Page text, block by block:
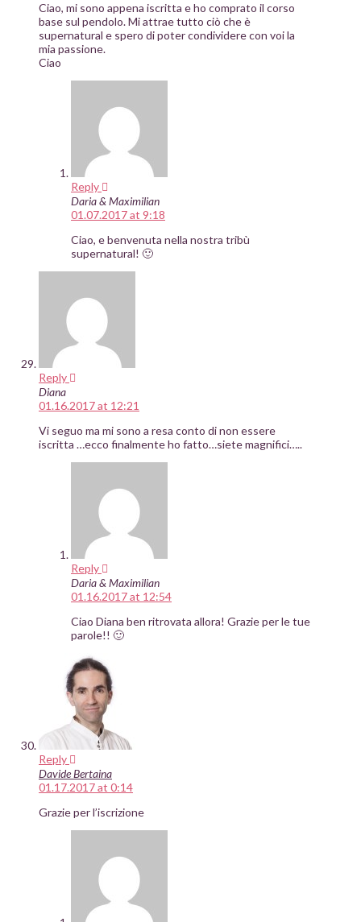
Ciao, mi sono appena iscritta e ho comprato il corso
base sul pendolo. Mi attrae tutto ciò che è
supernatural e spero di poter condividere con voi la
mia passione.
Ciao
Reply
Daria & Maximilian
01.07.2017 at 9:18
Ciao, e benvenuta nella nostra tribù
supernatural! 🙂
Reply
Diana
01.16.2017 at 12:21
Vi seguo ma mi sono a resa conto di non essere
iscritta …ecco finalmente ho fatto…siete magnifici…..
Reply
Daria & Maximilian
01.16.2017 at 12:54
Ciao Diana ben ritrovata allora! Grazie per le tue
parole!! 🙂
Reply
Davide Bertaina
01.17.2017 at 0:14
Grazie per l’iscrizione